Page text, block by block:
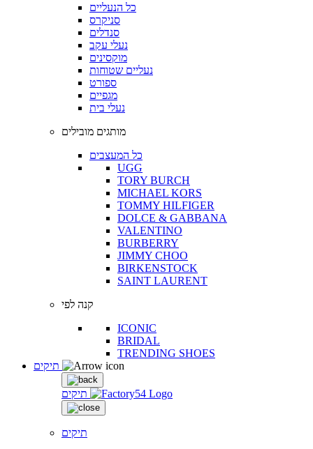
כל הנעליים
סניקרס
סנדלים
נעלי עקב
מוקסינים
נעליים שטוחות
ספורט
מגפיים
נעלי בית
מותגים מובילים
כל המעצבים
UGG
TORY BURCH
MICHAEL KORS
TOMMY HILFIGER
DOLCE & GABBANA
VALENTINO
BURBERRY
JIMMY CHOO
BIRKENSTOCK
SAINT LAURENT
קנה לפי
ICONIC
BRIDAL
TRENDING SHOES
תיקים
תיקים